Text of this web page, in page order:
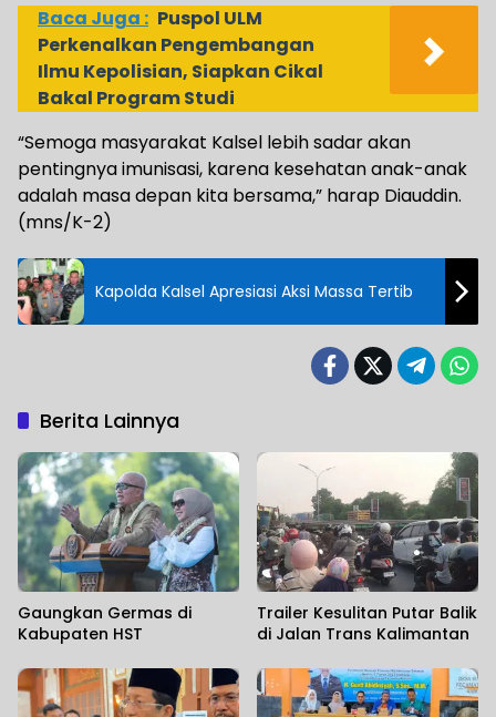
Baca Juga : Puspol ULM
Perkenalkan Pengembangan
Ilmu Kepolisian, Siapkan Cikal
Bakal Program Studi
“Semoga masyarakat Kalsel lebih sadar akan
pentingnya imunisasi, karena kesehatan anak-anak
adalah masa depan kita bersama,” harap Diauddin.
(mns/K-2)
Kapolda Kalsel Apresiasi Aksi Massa Tertib
Berita Lainnya
Gaungkan Germas di
Kabupaten HST
Trailer Kesulitan Putar Balik
di Jalan Trans Kalimantan